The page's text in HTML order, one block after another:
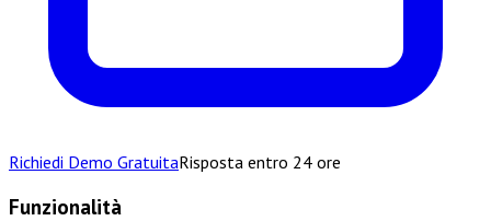
Richiedi Demo GratuitaRisposta entro 24 ore
Funzionalità